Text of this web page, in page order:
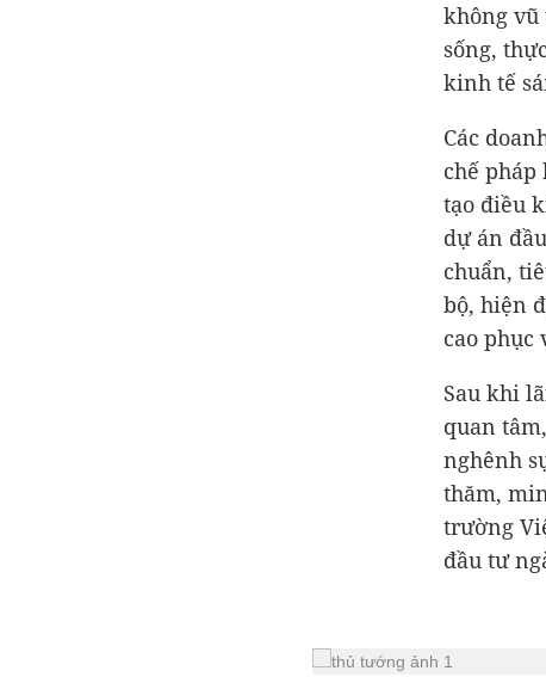
không vũ
sống,
kinh tế
Các
chế
tạo điều
dự án
chuẩn,
bộ, hiện
cao phục
Sau khi
quan
nghênh
thăm,
trường
đầu tư